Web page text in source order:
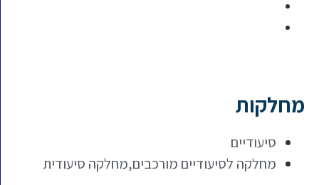
מחלקות
סיעודיים
מחלקה לסיעודיים מורכבים,מחלקה סיעודית